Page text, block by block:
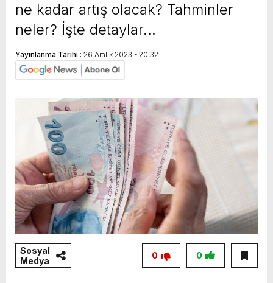
ne kadar artış olacak? Tahminler
neler? İşte detaylar…
Yayınlanma Tarihi : 26 Aralık 2023 - 20:32
Sosyal
Medya
0
0